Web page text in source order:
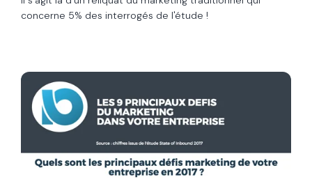
concerne 5% des interrogés de l'étude !